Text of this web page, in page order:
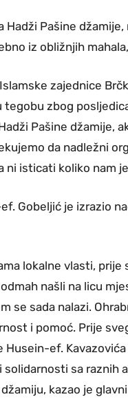
Hadži Pašine
iz obližnjih
zajednice
zbog
Pašine džamije,
da nadležni
ni isticati koliko nam
Gobeljić je izrazio
lokalne vlasti,
našli na licu
se sada nalazi.
i pomoć. Prije
ef.
sa raznih
kazao je